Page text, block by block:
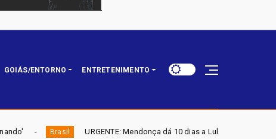
GOIÁS/ENTORNO ENTRETENIMENTO
URGENTE: Mendonça dá 10 dias a Lula Destaque ELEIÇÕES 2026